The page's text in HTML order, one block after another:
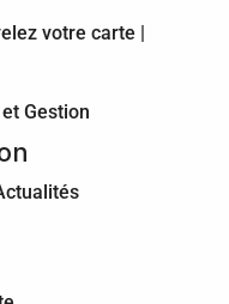
votre carte |
Gestion